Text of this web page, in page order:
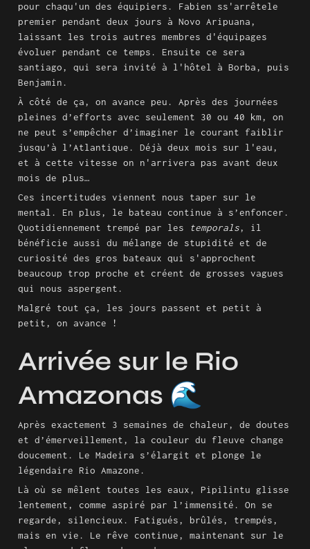
pour chaqu'un des équipiers. Fabien ss'arrêtele
premier pendant deux jours à Novo Aripuana,
laissant les trois autres membres d'équipages
évoluer pendant ce temps. Ensuite ce sera
santiago, qui sera invité à l'hôtel à Borba, puis
Benjamin.
À côté de ça, on avance peu. Après des journées
pleines d’efforts avec seulement 30 ou 40 km, on
ne peut s’empêcher d’imaginer le courant faiblir
jusqu’à l’Atlantique. Déjà deux mois sur l'eau,
et à cette vitesse on n'arrivera pas avant deux
mois de plus…
Ces incertitudes viennent nous taper sur le
mental. En plus, le bateau continue à s’enfoncer.
Quotidiennement trempé par les
temporals, il
bénéficie aussi du mélange de stupidité et de
curiosité des gros bateaux qui s'approchent
beaucoup trop proche et créent de grosses vagues
qui nous aspergent.
Malgré tout ça, les jours passent et petit à
petit, on avance !
Arrivée sur le Rio
Amazonas 🌊
Après exactement 3 semaines de chaleur, de doutes
et d’émerveillement, la couleur du fleuve change
doucement. Le Madeira s’élargit et plonge le
légendaire Rio Amazone.
Là où se mêlent toutes les eaux, Pipilintu glisse
lentement, comme aspiré par l’immensité. On se
regarde, silencieux. Fatigués, brûlés, trempés,
mais en vie. Le rêve continue, maintenant sur le